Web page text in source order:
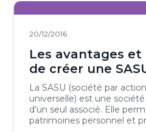
20/12/2016
Les avantages
de créer une
La SASU (société par
universelle) est une
d’un seul associé. Elle
patrimoines personnel et